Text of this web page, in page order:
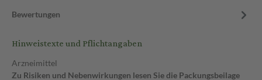
Bewertungen
Hinweistexte und Pflichtangaben
Arzneimittel
Zu Risiken und Nebenwirkungen lesen Sie die Packungsbeilage